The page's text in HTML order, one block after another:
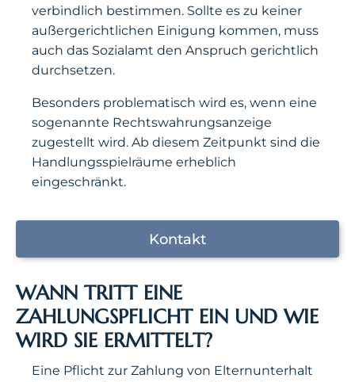
verbindlich bestimmen. Sollte es zu keiner
außergerichtlichen Einigung kommen, muss
auch das Sozialamt den Anspruch gerichtlich
durchsetzen.
Besonders problematisch wird es, wenn eine
sogenannte Rechtswahrungsanzeige
zugestellt wird. Ab diesem Zeitpunkt sind die
Handlungsspielräume erheblich
eingeschränkt.
Kontakt
WANN TRITT EINE
ZAHLUNGSPFLICHT EIN UND WIE
WIRD SIE ERMITTELT?
Eine Pflicht zur Zahlung von Elternunterhalt